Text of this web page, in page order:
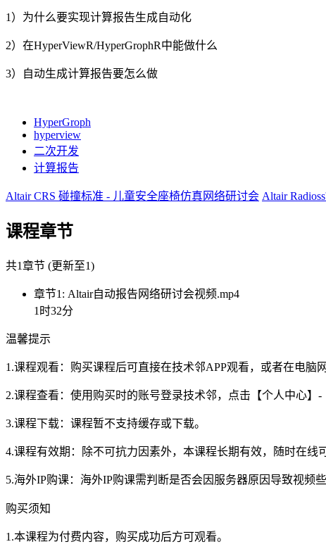
1）为什么要实现计算报告生成自动化
2）在HyperViewR/HyperGrophR中能做什么
3）自动生成计算报告要怎么做
HyperGroph
hyperview
二次开发
计算报告
Altair CRS 碰撞标准 - 儿童安全座椅仿真网络研讨会 Altair
课程章节
共1章节 (更新至1)
章节1: Altair自动报告网络研讨会视频.mp4
1时32分
温馨提示
1.课程观看：购买课程后可直接在技术邻APP观看，或者在电脑
2.课程查看：使用购买时的账号登录技术邻，点击【个人中心】-
3.课程下载：课程暂不支持缓存或下载。
4.课程有效期：除不可抗力因素外，本课程长期有效，随时在线
5.海外IP购课：海外IP购课需判断是否会因服务器原因导致视频
购买须知
1.本课程为付费内容，购买成功后方可观看。